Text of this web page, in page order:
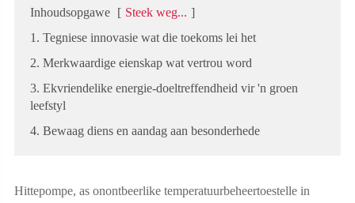
Inhoudsopgawe [ Steek weg... ]
1. Tegniese innovasie wat die toekoms lei het
2. Merkwaardige eienskap wat vertrou word
3. Ekvriendelike energie-doeltreffendheid vir 'n groen
leefstyl
4. Bewaag diens en aandag aan besonderhede
Hittepompe, as onontbeerlike temperatuurbeheertoestelle in